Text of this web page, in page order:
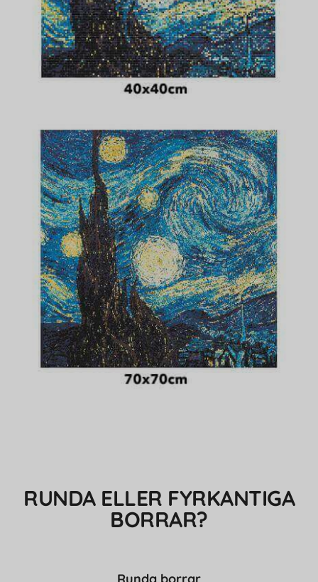
RUNDA ELLER FYRKANTIGA
BORRAR?
Runda borrar